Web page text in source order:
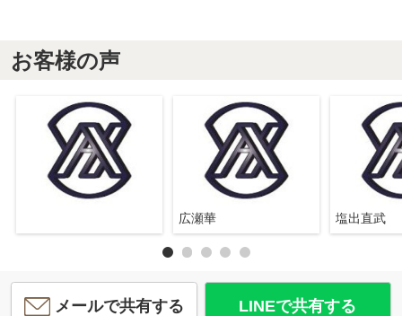
お客様の声
広瀬華 塩出直武
メールで共有する LINEで共有する